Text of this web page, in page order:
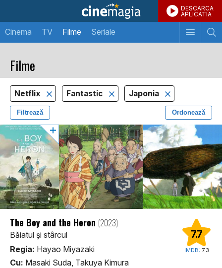
DESCARCA
APLICATIA
Cinema TV Filme Seriale
Filme
Netflix Fantastic Japonia
Filtrează Ordonează
7.7
IMDB: 7.3
The Boy and the Heron (2023)
Băiatul și stârcul
Regia: Hayao Miyazaki
Cu: Masaki Suda, Takuya Kimura